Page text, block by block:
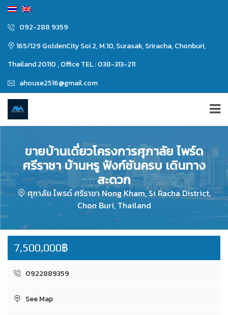
092-288 9359
165/129 GoldenCity Soi 2, M.10, Surasak, Sriracha, Chonburi,
Thailand 20110 , Office TEL : 038-313-211
ahouse2516@gmail.com
ขายบ้านเดี่ยวโครงการศุภาลัย ไพร์ด
ศรีราชา บ้านหรู ฟังก์ชันครบ เดินทาง
สะดวก
ศุภาลัย ไพรด์ ศรีราชา Nong Kham, Si Racha District,
Chon Buri, Thailand
7,500,000฿
0922889359
See Map